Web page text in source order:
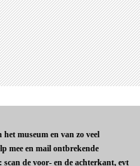
museum en van zo veel
mee en mail ontbrekende
scan de voor- en de achterkant, evt